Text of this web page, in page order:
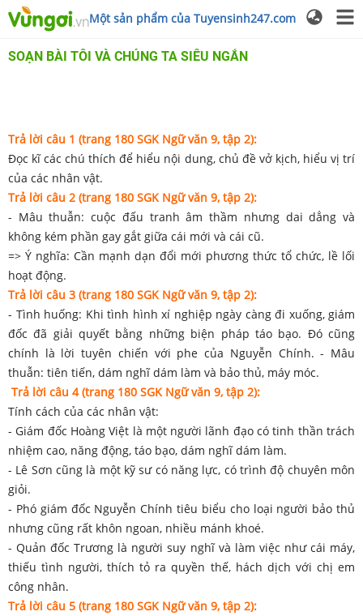
Một sản phẩm của Tuyensinh247.com
SOẠN BÀI TÔI VÀ CHÚNG TA SIÊU NGẮN
Trả lời câu 1 (trang 180 SGK Ngữ văn 9, tập 2):
Đọc kĩ các chú thích để hiểu nội dung, chủ đề vở kịch, hiểu vị trí
của các nhân vật.
Trả lời câu 2 (trang 180 SGK Ngữ văn 9, tập 2):
- Mâu thuẫn: cuộc đấu tranh âm thầm nhưng dai dẳng và
không kém phần gay gắt giữa cái mới và cái cũ.
=> Ý nghĩa: Cần mạnh dạn đổi mới phương thức tổ chức, lề lối
hoạt động.
Trả lời câu 3 (trang 180 SGK Ngữ văn 9, tập 2):
- Tình huống: Khi tình hình xí nghiệp ngày càng đi xuống, giám
đốc đã giải quyết bằng những biện pháp táo bạo. Đó cũng
chính là lời tuyên chiến với phe của Nguyễn Chính. - Mâu
thuẫn: tiên tiến, dám nghĩ dám làm và bảo thủ, máy móc.
Trả lời câu 4(trang 180 SGK Ngữ văn 9, tập 2):
Tính cách của các nhân vật:
- Giám đốc Hoàng Việt là một người lãnh đạo có tinh thần trách
nhiệm cao, năng động, táo bạo, dám nghĩ dám làm.
- Lê Sơn cũng là một kỹ sư có năng lực, có trình độ chuyên môn
giỏi.
- Phó giám đốc Nguyễn Chính tiêu biểu cho loại người bảo thủ
nhưng cũng rất khôn ngoan, nhiều mánh khoé.
- Quản đốc Trương là người suy nghĩ và làm việc như cái máy,
thiếu tình người, thích tỏ ra quyền thế, hách dịch với chị em
công nhân.
Trả lời câu 5 (trang 180 SGK Ngữ văn 9, tập 2):